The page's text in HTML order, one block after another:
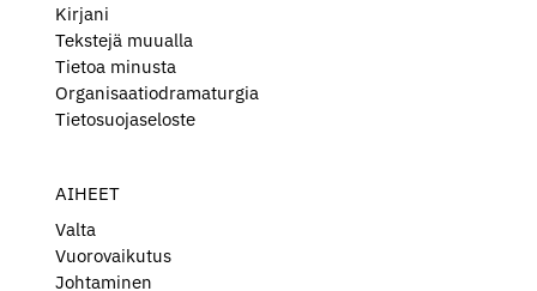
Kirjani
Tekstejä muualla
Tietoa minusta
Organisaatiodramaturgia
Tietosuojaseloste
AIHEET
Valta
Vuorovaikutus
Johtaminen